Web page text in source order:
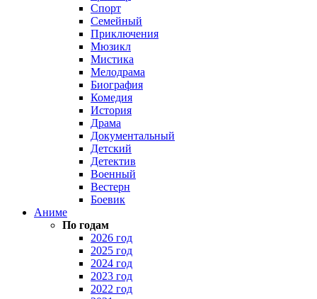
Спорт
Семейный
Приключения
Мюзикл
Мистика
Мелодрама
Биография
Комедия
История
Драма
Документальный
Детский
Детектив
Военный
Вестерн
Боевик
Аниме
По годам
2026 год
2025 год
2024 год
2023 год
2022 год